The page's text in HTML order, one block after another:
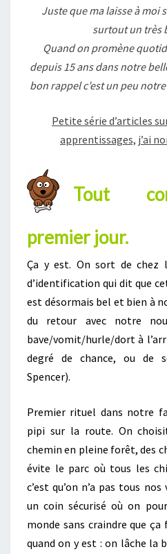
Juste que ma laisse à moi
surtout un très
Quand on promène
depuis 15 ans dans notre
bon rappel c’est un peu
Petite série d’articles
apprentissages, j’ai
Tout
premier jour.
Ça y est. On sort de chez
d’identification qui dit que
est désormais bel et bien à
du retour avec notre
bave/vomit/hurle/dort à
degré de chance, ou de
Spencer).
Premier rituel dans notre
pipi sur la route. On
chemin en pleine forêt, des
évite le parc où tous les
c’est qu’on n’a pas tous
un coin sécurisé où on
monde sans craindre que ça
quand on y est : on lâche la